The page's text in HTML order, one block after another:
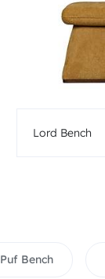
Lord Bench
Puf Bench